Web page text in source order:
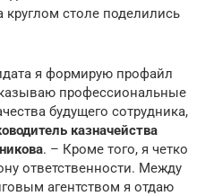
столе поделились
я формирую профайл
профессиональные
будущего сотрудника,
казначейства
. – Кроме того, я четко
ответственности. Между
агентством я отдаю